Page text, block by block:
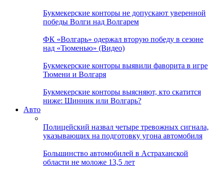
Букмекерские конторы не допускают уверенной
победы Волги над Волгарем
ФК «Волгарь» одержал вторую победу в сезоне
над «Тюменью» (Видео)
Букмекерские конторы выявили фаворита в игре
Тюмени и Волгаря
Букмекерские конторы выясняют, кто скатится
ниже: Шинник или Волгарь?
Авто
Полицейский назвал четыре тревожных сигнала,
указывающих на подготовку угона автомобиля
Большинство автомобилей в Астраханской
области не моложе 13,5 лет